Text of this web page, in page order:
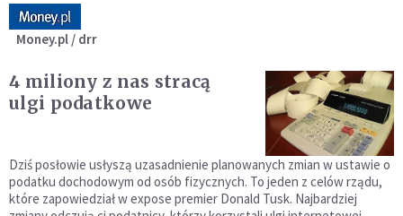
Money.pl / drr
4 miliony z nas stracą
ulgi podatkowe
Dziś posłowie usłyszą uzasadnienie planowanych zmian w ustawie o
podatku dochodowym od osób fizycznych. To jeden z celów rządu,
które zapowiedział w expose premier Donald Tusk. Najbardziej